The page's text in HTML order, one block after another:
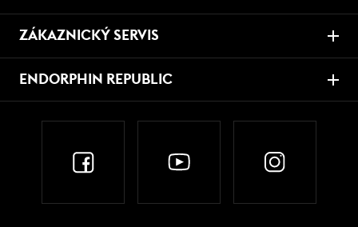
ZÁKAZNICKÝ SERVIS
ENDORPHIN REPUBLIC